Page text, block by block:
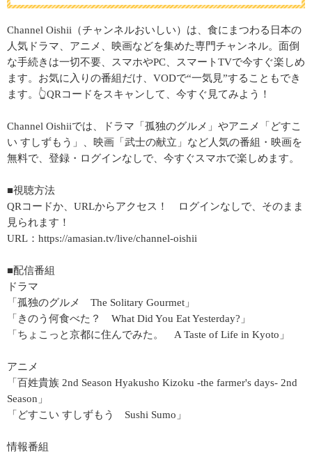
Channel Oishii（チャンネルおいしい）は、食にまつわる日本の
人気ドラマ、アニメ、映画などを集めた専門チャンネル。面倒
な手続きは一切不要、スマホやPC、スマートTVで今すぐ楽しめ
ます。お気に入りの番組だけ、VODで“一気見”することもでき
ます。👆QRコードをスキャンして、今すぐ見てみよう！
Channel Oishiiでは、ドラマ「孤独のグルメ」やアニメ「どすこ
い すしずもう」、映画「武士の献立」など人気の番組・映画を
無料で、登録・ログインなしで、今すぐスマホで楽しめます。
■視聴方法
QRコードか、URLからアクセス！ ログインなしで、そのまま
見られます！
URL：https://amasian.tv/live/channel-oishii
■配信番組
ドラマ
「孤独のグルメ The Solitary Gourmet」
「きのう何食べた？ What Did You Eat Yesterday?」
「ちょこっと京都に住んでみた。 A Taste of Life in Kyoto」
アニメ
「百姓貴族 2nd Season Hyakusho Kizoku -the farmer's days- 2nd
Season」
「どすこい すしずもう Sushi Sumo」
情報番組